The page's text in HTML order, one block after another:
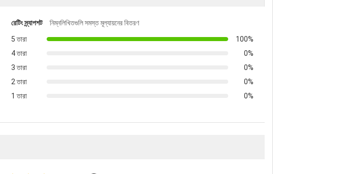
রেটিং স্ন্যাপশট
নিম্নলিখিতগুলি সমস্ত মূল্যায়নের বিতরণ
5 তারা
100%
4 তারা
0%
3 তারা
0%
2 তারা
0%
1 তারা
0%